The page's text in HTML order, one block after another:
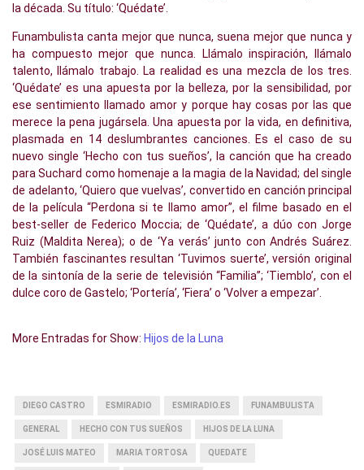
la década. Su título: ‘Quédate’.
Funambulista canta mejor que nunca, suena mejor que nunca y
ha compuesto mejor que nunca. Llámalo inspiración, llámalo
talento, llámalo trabajo. La realidad es una mezcla de los tres.
‘Quédate’ es una apuesta por la belleza, por la sensibilidad, por
ese sentimiento llamado amor y porque hay cosas por las que
merece la pena jugársela. Una apuesta por la vida, en definitiva,
plasmada en 14 deslumbrantes canciones. Es el caso de su
nuevo single ‘Hecho con tus sueños’, la canción que ha creado
para Suchard como homenaje a la magia de la Navidad; del single
de adelanto, ‘Quiero que vuelvas’, convertido en canción principal
de la película “Perdona si te llamo amor”, el filme basado en el
best-seller de Federico Moccia; de ‘Quédate’, a dúo con Jorge
Ruiz (Maldita Nerea); o de ‘Ya verás’ junto con Andrés Suárez.
También fascinantes resultan ‘Tuvimos suerte’, versión original
de la sintonía de la serie de televisión “Familia”; ‘Tiemblo’, con el
dulce coro de Gastelo; ‘Portería’, ‘Fiera’ o ‘Volver a empezar’.
More Entradas for Show: Hijos de la Luna
DIEGO CASTRO ESMIRADIO ESMIRADIO.ES FUNAMBULISTA
GENERAL HECHO CON TUS SUEÑOS HIJOS DE LA LUNA
JOSÉ LUIS MATEO MARIA TORTOSA QUEDATE